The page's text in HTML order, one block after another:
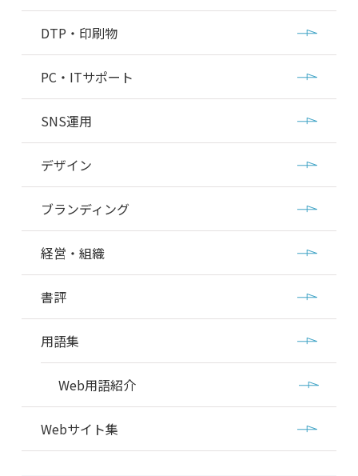
DTP・印刷物
PC・ITサポート
SNS運用
デザイン
ブランディング
経営・組織
書評
用語集
Web用語紹介
Webサイト集